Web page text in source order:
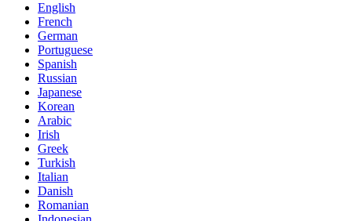
English
French
German
Portuguese
Spanish
Russian
Japanese
Korean
Arabic
Irish
Greek
Turkish
Italian
Danish
Romanian